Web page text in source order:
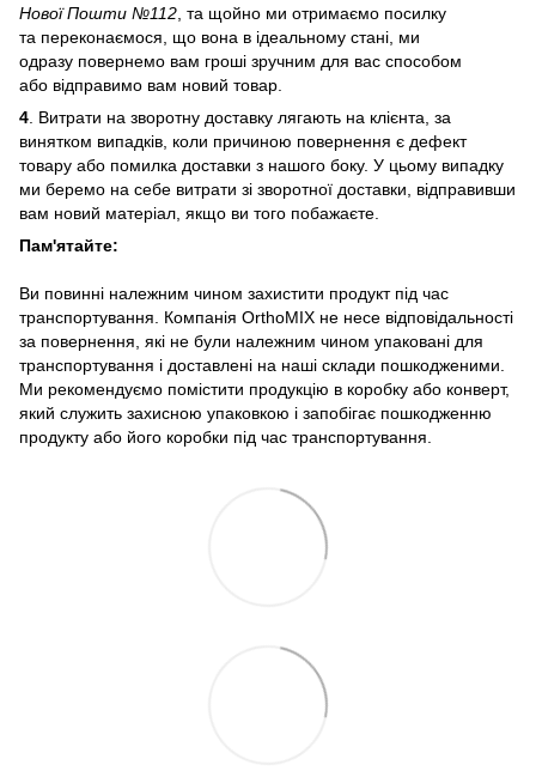
Нової Пошти №112 , та щойно ми отримаємо посилку
та переконаємося, що вона в ідеальному стані, ми
одразу повернемо вам гроші зручним для вас способом
або відправимо вам новий товар.
4 . Витрати на зворотну доставку лягають на клієнта, за
винятком випадків, коли причиною повернення є дефект
товару або помилка доставки з нашого боку. У цьому випадку
ми беремо на себе витрати зі зворотної доставки, відправивши
вам новий матеріал, якщо ви того побажаєте.
Пам'ятайте:
Ви повинні належним чином захистити продукт під час
транспортування. Компанія OrthoMIX не несе відповідальності
за повернення, які не були належним чином упаковані для
транспортування і доставлені на наші склади пошкодженими.
Ми рекомендуємо помістити продукцію в коробку або конверт,
який служить захисною упаковкою і запобігає пошкодженню
продукту або його коробки під час транспортування.